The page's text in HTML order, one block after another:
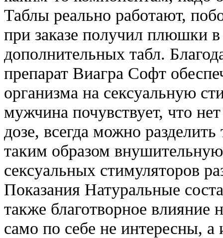
Таблы реально работают,
при заказе получил плюшки
дополнительных табл.
препарат Виагра Софт
организма на сексуальную
мужчина почувствует, что
дозе, всегда можно
таким образом
сексуальных стимуляторов
Показания Натуральные
также благотворное
само по себе не интересны, а